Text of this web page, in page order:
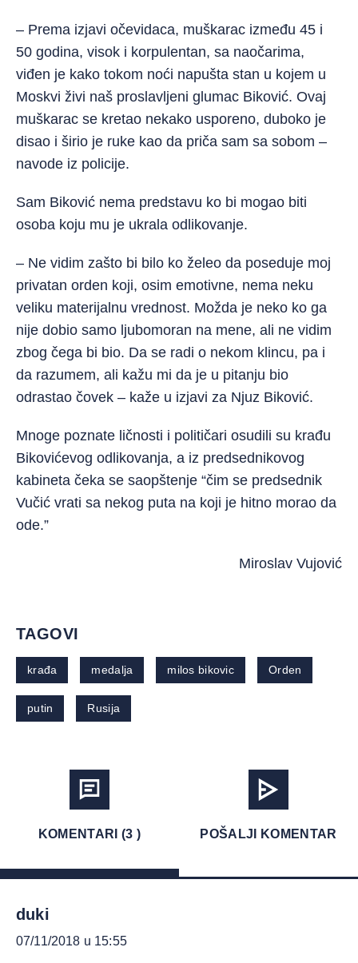
– Prema izjavi očevidaca, muškarac između 45 i
50 godina, visok i korpulentan, sa naočarima,
viđen je kako tokom noći napušta stan u kojem u
Moskvi živi naš proslavljeni glumac Biković. Ovaj
muškarac se kretao nekako usporeno, duboko je
disao i širio je ruke kao da priča sam sa sobom –
navode iz policije.
Sam Biković nema predstavu ko bi mogao biti
osoba koju mu je ukrala odlikovanje.
– Ne vidim zašto bi bilo ko želeo da poseduje moj
privatan orden koji, osim emotivne, nema neku
veliku materijalnu vrednost. Možda je neko ko ga
nije dobio samo ljubomoran na mene, ali ne vidim
zbog čega bi bio. Da se radi o nekom klincu, pa i
da razumem, ali kažu mi da je u pitanju bio
odrastao čovek – kaže u izjavi za Njuz Biković.
Mnoge poznate ličnosti i političari osudili su krađu
Bikovićevog odlikovanja, a iz predsednikovog
kabineta čeka se saopštenje “čim se predsednik
Vučić vrati sa nekog puta na koji je hitno morao da
ode.”
Miroslav Vujović
TAGOVI
krađa medalja milos bikovic Orden
putin Rusija
KOMENTARI (3 ) POŠALJI KOMENTAR
duki
07/11/2018 u 15:55